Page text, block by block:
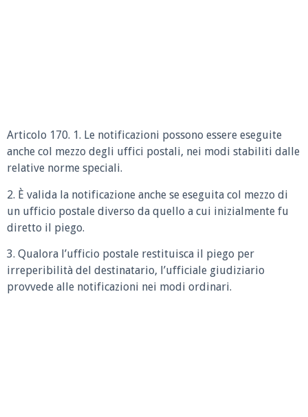
Articolo 170. 1. Le notificazioni possono essere eseguite
anche col mezzo degli uffici postali, nei modi stabiliti dalle
relative norme speciali.
2. È valida la notificazione anche se eseguita col mezzo di
un ufficio postale diverso da quello a cui inizialmente fu
diretto il piego.
3. Qualora l’ufficio postale restituisca il piego per
irreperibilità del destinatario, l’ufficiale giudiziario
provvede alle notificazioni nei modi ordinari.